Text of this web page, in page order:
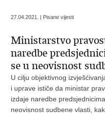
27.04.2021. | Pisane vijesti
Ministarstvo
naredbe
se u neovisnost
U cilju objektivnog
i uprave ističe da ministar
izdaje naredbe
neovisnost sudbene vlasti,